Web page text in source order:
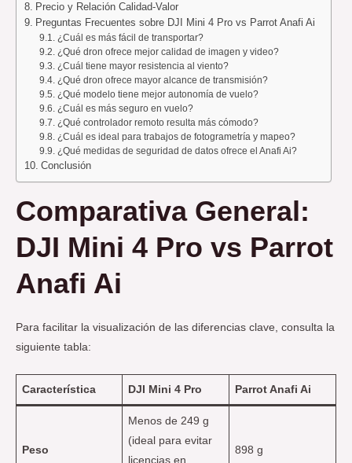
Precio y Relación Calidad-Valor
Preguntas Frecuentes sobre DJI Mini 4 Pro vs Parrot Anafi Ai
¿Cuál es más fácil de transportar?
¿Qué dron ofrece mejor calidad de imagen y video?
¿Cuál tiene mayor resistencia al viento?
¿Qué dron ofrece mayor alcance de transmisión?
¿Qué modelo tiene mejor autonomía de vuelo?
¿Cuál es más seguro en vuelo?
¿Qué controlador remoto resulta más cómodo?
¿Cuál es ideal para trabajos de fotogrametría y mapeo?
¿Qué medidas de seguridad de datos ofrece el Anafi Ai?
Conclusión
Comparativa General:
DJI Mini 4 Pro vs Parrot
Anafi Ai
Para facilitar la visualización de las diferencias clave, consulta la
siguiente tabla:
Característica DJI Mini 4 Pro Parrot Anafi Ai
Peso
Menos de 249 g
(ideal para evitar
licencias en
898 g